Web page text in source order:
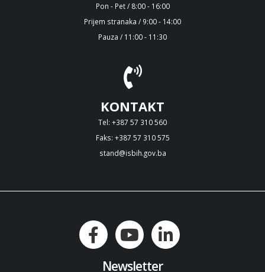
Pon - Pet / 8:00 - 16:00
Prijem stranaka / 9:00 - 14:00
Pauza / 11:00 - 11:30
KONTAKT
Tel: +387 57 310 560
Faks: +387 57 310 575
stand@isbih.gov.ba
Newsletter